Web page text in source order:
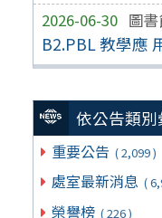
2026-06-30 圖
B2.PBL 教學應
依公告類別
重要公告 ( 2,099 )
處室最新消息 (
榮譽榜 ( 226 )